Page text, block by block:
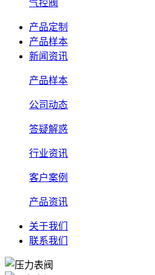
气控阀
产品定制
产品样本
新闻资讯
产品样本
公司动态
答疑解惑
行业资讯
客户案例
产品资讯
关于我们
联系我们